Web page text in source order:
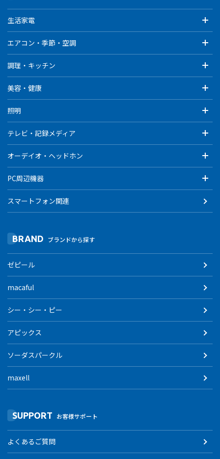
生活家電
エアコン・季節・空調
調理・キッチン
美容・健康
照明
テレビ・記録メディア
オーデイオ・ヘッドホン
PC周辺機器
スマートフォン関連
BRAND ブランドから探す
ゼピール
macaful
シー・シー・ピー
アピックス
ソーダスパークル
maxell
SUPPORT お客様サポート
よくあるご質問